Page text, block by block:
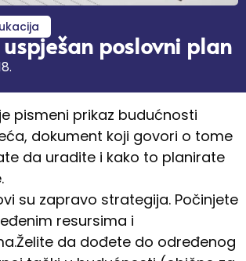
poslovni plan
pismeni prikaz budućnosti
dokument koji govori o tome
da uradite i kako to planirate
su zapravo strategija. Počinjete
resursima i
da dođete do određenog